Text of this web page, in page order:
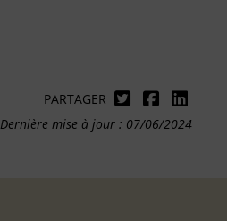
PARTAGER
Dernière mise à jour : 07/06/2024